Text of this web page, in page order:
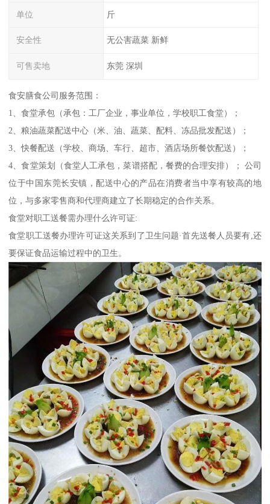
单位 斤
安全性 无公害蔬菜 新鲜
可售卖地 东莞 深圳
食安膳食公司服务范围：
1、食堂承包（承包：工厂企业，事业单位，学校职工食堂）；
2、粮油蔬菜配送中心（米、油、蔬菜、配料、冻品批发配送）；
3、快餐配送（学校、商场、车行、超市、酒店场所餐饮配送）；
4、食堂策划（食堂人工承包，菜谱搭配，餐费的合理安排）； 公司
位于中国东莞长安镇，配送中心的产品在消费者当中享有较高的地
位，与多家零售商和代理商建立了长期稳定的合作关系。
食堂对职工送餐需办理什么许可证:
食堂职工送餐办理许可证这关系到了卫生问题·首先送餐人员要有,还
要保证食品运输过程中的卫生。